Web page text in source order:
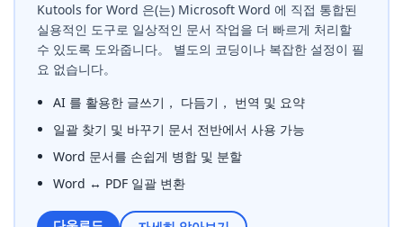
Kutools for Word 은(는) Microsoft Word 에 직접 통합된
실용적인 도구로 일상적인 문서 작업을 더 빠르게 처리할
수 있도록 도와줍니다。 별도의 코딩이나 복잡한 설정이 필
요 없습니다。
AI 를 활용한 글쓰기， 다듬기， 번역 및 요약
일괄 찾기 및 바꾸기 문서 전반에서 사용 가능
Word 문서를 손쉽게 병합 및 분할
Word ↔ PDF 일괄 변환